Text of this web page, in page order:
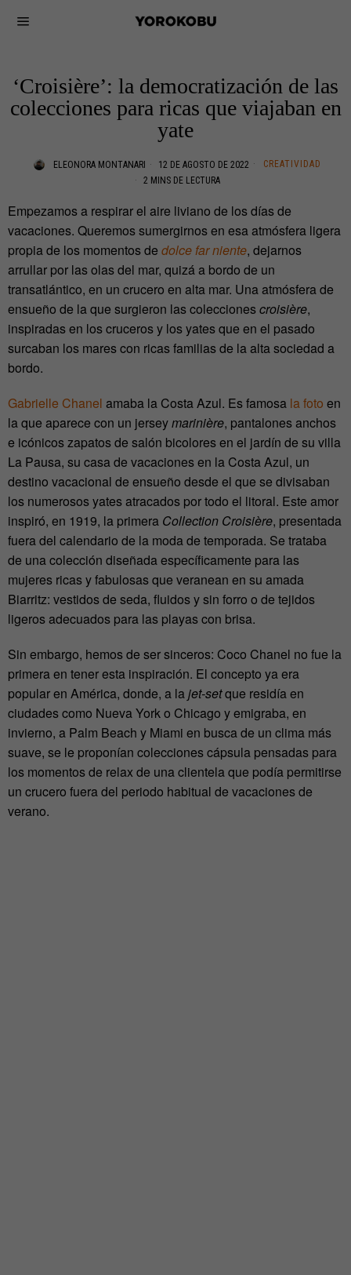
‘Croisière’: la democratización de las
colecciones para ricas que viajaban en
yate
ELEONORA MONTANARI 12 DE AGOSTO DE 2022
CREATIVIDAD
2 MINS DE LECTURA
Empezamos a respirar el aire liviano de los días de
vacaciones. Queremos sumergirnos en esa atmósfera ligera
propia de los momentos de dolce far niente, dejarnos
arrullar por las olas del mar, quizá a bordo de un
transatlántico, en un crucero en alta mar. Una atmósfera de
ensueño de la que surgieron las coleccionescroisière,
inspiradas en los cruceros y los yates que en el pasado
surcaban los mares con ricas familias de la alta sociedad a
bordo.
Gabrielle Chanel amaba la Costa Azul. Es famosa la foto en
la que aparece con un jerseymarinière, pantalones anchos
e icónicos zapatos de salón bicolores en el jardín de su villa
La Pausa, su casa de vacaciones en la Costa Azul, un
destino vacacional de ensueño desde el que se divisaban
los numerosos yates atracados por todo el litoral. Este amor
inspiró, en 1919, la primera Collection Croisière, presentada
fuera del calendario de la moda de temporada. Se trataba
de una colección diseñada específicamente para las
mujeres ricas y fabulosas que veranean en su amada
Biarritz: vestidos de seda, fluidos y sin forro o de tejidos
ligeros adecuados para las playas con brisa.
Sin embargo, hemos de ser sinceros: Coco Chanel no fue la
primera en tener esta inspiración. El concepto ya era
popular en América, donde, a lajet-setque residía en
ciudades como Nueva York o Chicago y emigraba, en
invierno, a Palm Beach y Miami en busca de un clima más
suave, se le proponían colecciones cápsula pensadas para
los momentos de relax de una clientela que podía permitirse
un crucero fuera del periodo habitual de vacaciones de
verano.